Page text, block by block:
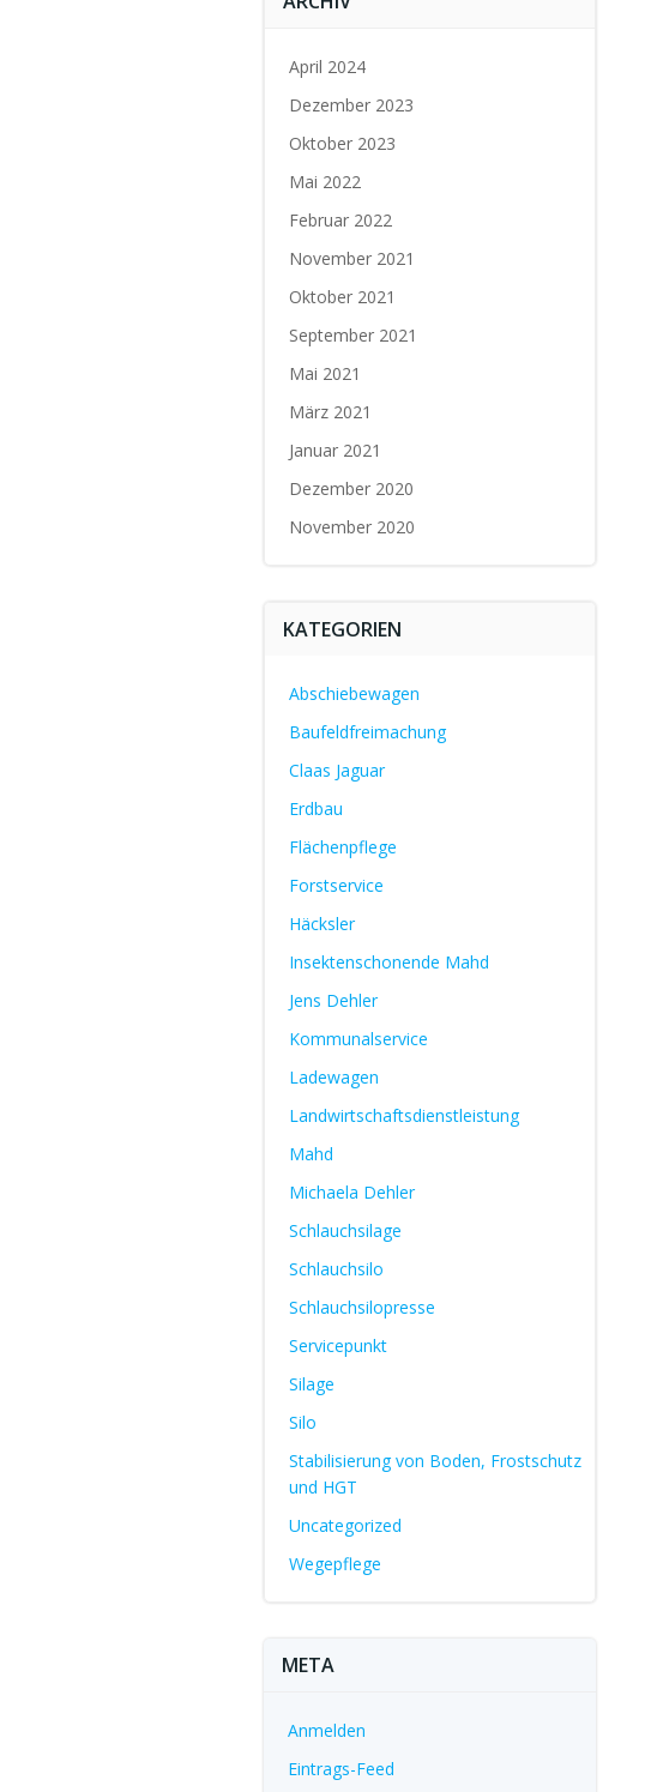
April 2024
Dezember 2023
Oktober 2023
Mai 2022
Februar 2022
November 2021
Oktober 2021
September 2021
Mai 2021
März 2021
Januar 2021
Dezember 2020
November 2020
KATEGORIEN
Abschiebewagen
Baufeldfreimachung
Claas Jaguar
Erdbau
Flächenpflege
Forstservice
Häcksler
Insektenschonende Mahd
Jens Dehler
Kommunalservice
Ladewagen
Landwirtschaftsdienstleistung
Mahd
Michaela Dehler
Schlauchsilage
Schlauchsilo
Schlauchsilopresse
Servicepunkt
Silage
Silo
Stabilisierung von Boden, Frostschutz
und HGT
Uncategorized
Wegepflege
META
Anmelden
Eintrags-Feed